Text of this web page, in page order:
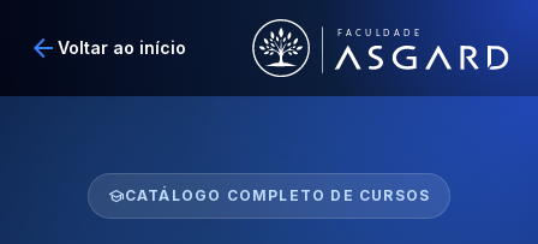
arrow_back Voltar ao início
schoolCATÁLOGO COMPLETO DE CURSOS